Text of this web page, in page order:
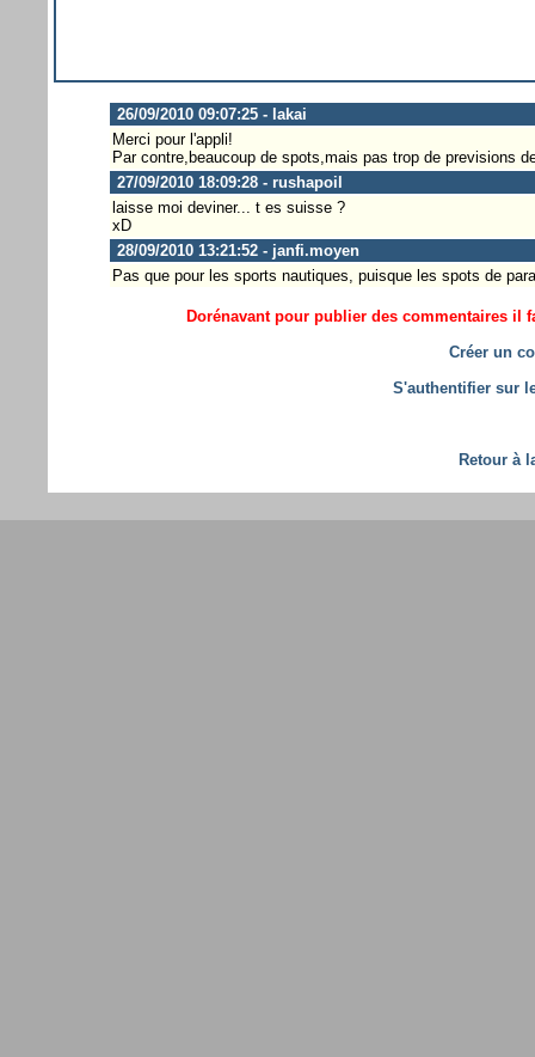
26/09/2010 09:07:25 - lakai
Merci pour l'appli!
Par contre,beaucoup de spots,mais pas trop de previsions
27/09/2010 18:09:28 - rushapoil
laisse moi deviner... t es suisse ?
xD
28/09/2010 13:21:52 - janfi.moyen
Pas que pour les sports nautiques, puisque les spots de
Dorénavant pour publier des commentaires il
Créer un
S'authentifier sur
Retour à